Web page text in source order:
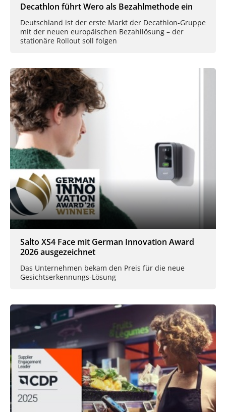
Decathlon führt Wero als Bezahlmethode ein
Deutschland ist der erste Markt der Decathlon-Gruppe
mit der neuen europäischen Bezahllösung – der
stationäre Rollout soll folgen
Salto XS4 Face mit German Innovation Award
2026 ausgezeichnet
Das Unternehmen bekam den Preis für die neue
Gesichtserkennungs-Lösung